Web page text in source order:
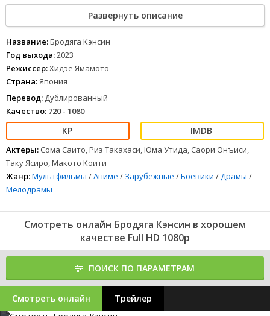
искупить кровавое прошлое и свои деяния. Терзаемый чувством
вины, Кэнсин поклялся больше не убивать людей. Он поселяется
у девушки по имени Каору Камия, которая занимается
преподаванием боевых искусств. Но тени прошлого вновь
настигают бывшего убийцу.
1 23 45 678
Развернуть описание
Название:Бродяга Кэнсин
Год выхода:2023
Режиссер:Хидэё Ямамото
Страна:Япония
Перевод: Дублированный
Качество: 720 - 1080
Актеры: Сома Саито, Риэ Такахаси, Юма Утида, Саори Онъиси,
Таку Ясиро, Макото Коити
Жанр:Мультфильмы /Аниме / Зарубежные /Боевики /Драмы /
Мелодрамы
Смотреть онлайн Бродяга Кэнсин в хорошем
качестве Full HD 1080p
ПОИСК ПО ПАРАМЕТРАМ
Смотреть онлайн Трейлер